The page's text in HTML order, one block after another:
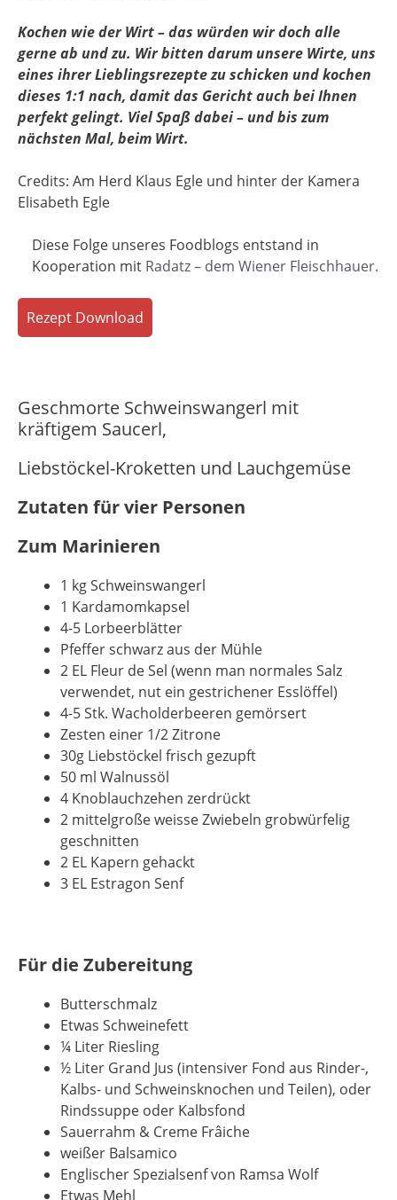
Kochen wie der Wirt – das würden wir doch alle
gerne ab und zu. Wir bitten darum unsere Wirte, uns
eines ihrer Lieblingsrezepte zu schicken und kochen
dieses 1:1 nach, damit das Gericht auch bei Ihnen
perfekt gelingt. Viel Spaß dabei – und bis zum
nächsten Mal, beim Wirt.
Credits: Am Herd Klaus Egle und hinter der Kamera
Elisabeth Egle
Diese Folge unseres Foodblogs entstand in
Kooperation mit Radatz – dem Wiener Fleischhauer.
Rezept Download
Geschmorte Schweinswangerl mit
kräftigem Saucerl,
Liebstöckel-Kroketten und Lauchgemüse
Zutaten für vier Personen
Zum Marinieren
1 kg Schweinswangerl
1 Kardamomkapsel
4-5 Lorbeerblätter
Pfeffer schwarz aus der Mühle
2 EL Fleur de Sel (wenn man normales Salz
verwendet, nut ein gestrichener Esslöffel)
4-5 Stk. Wacholderbeeren gemörsert
Zesten einer 1/2 Zitrone
30g Liebstöckel frisch gezupft
50 ml Walnussöl
4 Knoblauchzehen zerdrückt
2 mittelgroße weisse Zwiebeln grobwürfelig
geschnitten
2 EL Kapern gehackt
3 EL Estragon Senf
Für die Zubereitung
Butterschmalz
Etwas Schweinefett
¼ Liter Riesling
½ Liter Grand Jus (intensiver Fond aus Rinder-,
Kalbs- und Schweinsknochen und Teilen), oder
Rindssuppe oder Kalbsfond
Sauerrahm & Creme Frâiche
weißer Balsamico
Englischer Spezialsenf von Ramsa Wolf
Etwas Mehl